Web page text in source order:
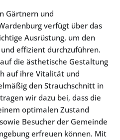
Gärtnern und
verfügt über das
Ausrüstung, um den
effizient durchzuführen.
die ästhetische Gestaltung
auf ihre Vitalität und
den Strauchschnitt in
wir dazu bei, dass die
optimalen Zustand
Besucher der Gemeinde
erfreuen können. Mit